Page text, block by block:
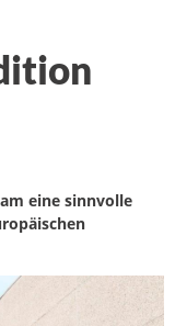
eine sinnvolle